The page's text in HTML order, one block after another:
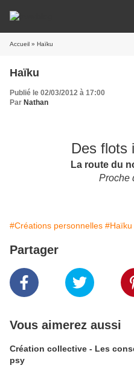
Accueil » Haïku
Haïku
Publié le 02/03/2012 à 17:00
Par Nathan
Des flots
La route du
Proche
#Créations personnelles #Haïku
Partager
Vous aimerez aussi
Création collective - Les
psy